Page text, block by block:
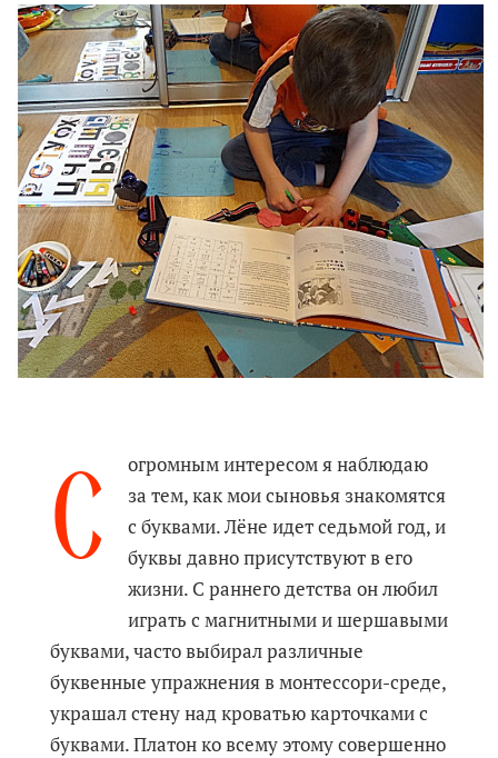
С
огромным интересом я наблюдаю
за тем, как мои сыновья знакомятся
с буквами. Лёне идет седьмой год, и
буквы давно присутствуют в его
жизни. С раннего детства он любил
играть с магнитными и шершавыми
буквами, часто выбирал различные
буквенные упражнения в монтессори-среде,
украшал стену над кроватью карточками с
буквами. Платон ко всему этому совершенно